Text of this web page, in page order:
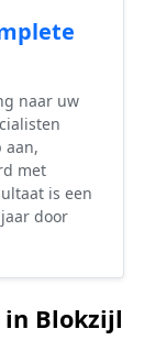
naar uw
aan,
met
is een
door
in Blokzijl